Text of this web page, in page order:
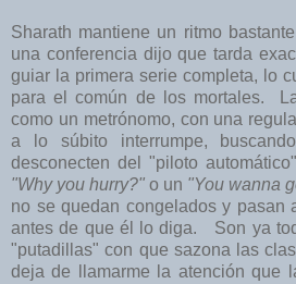
Sharath mantiene un ritmo
una conferencia dijo que tarda
guiar la primera serie completa, lo
para el común de los mortales.
como un metrónomo, con una
a lo súbito interrumpe,
desconecten del "piloto
"Why you hurry?" o un "You wanna
no se quedan congelados y pasan
antes de que él lo diga. Son ya
"putadillas" con que sazona las
deja de llamarme la atención que